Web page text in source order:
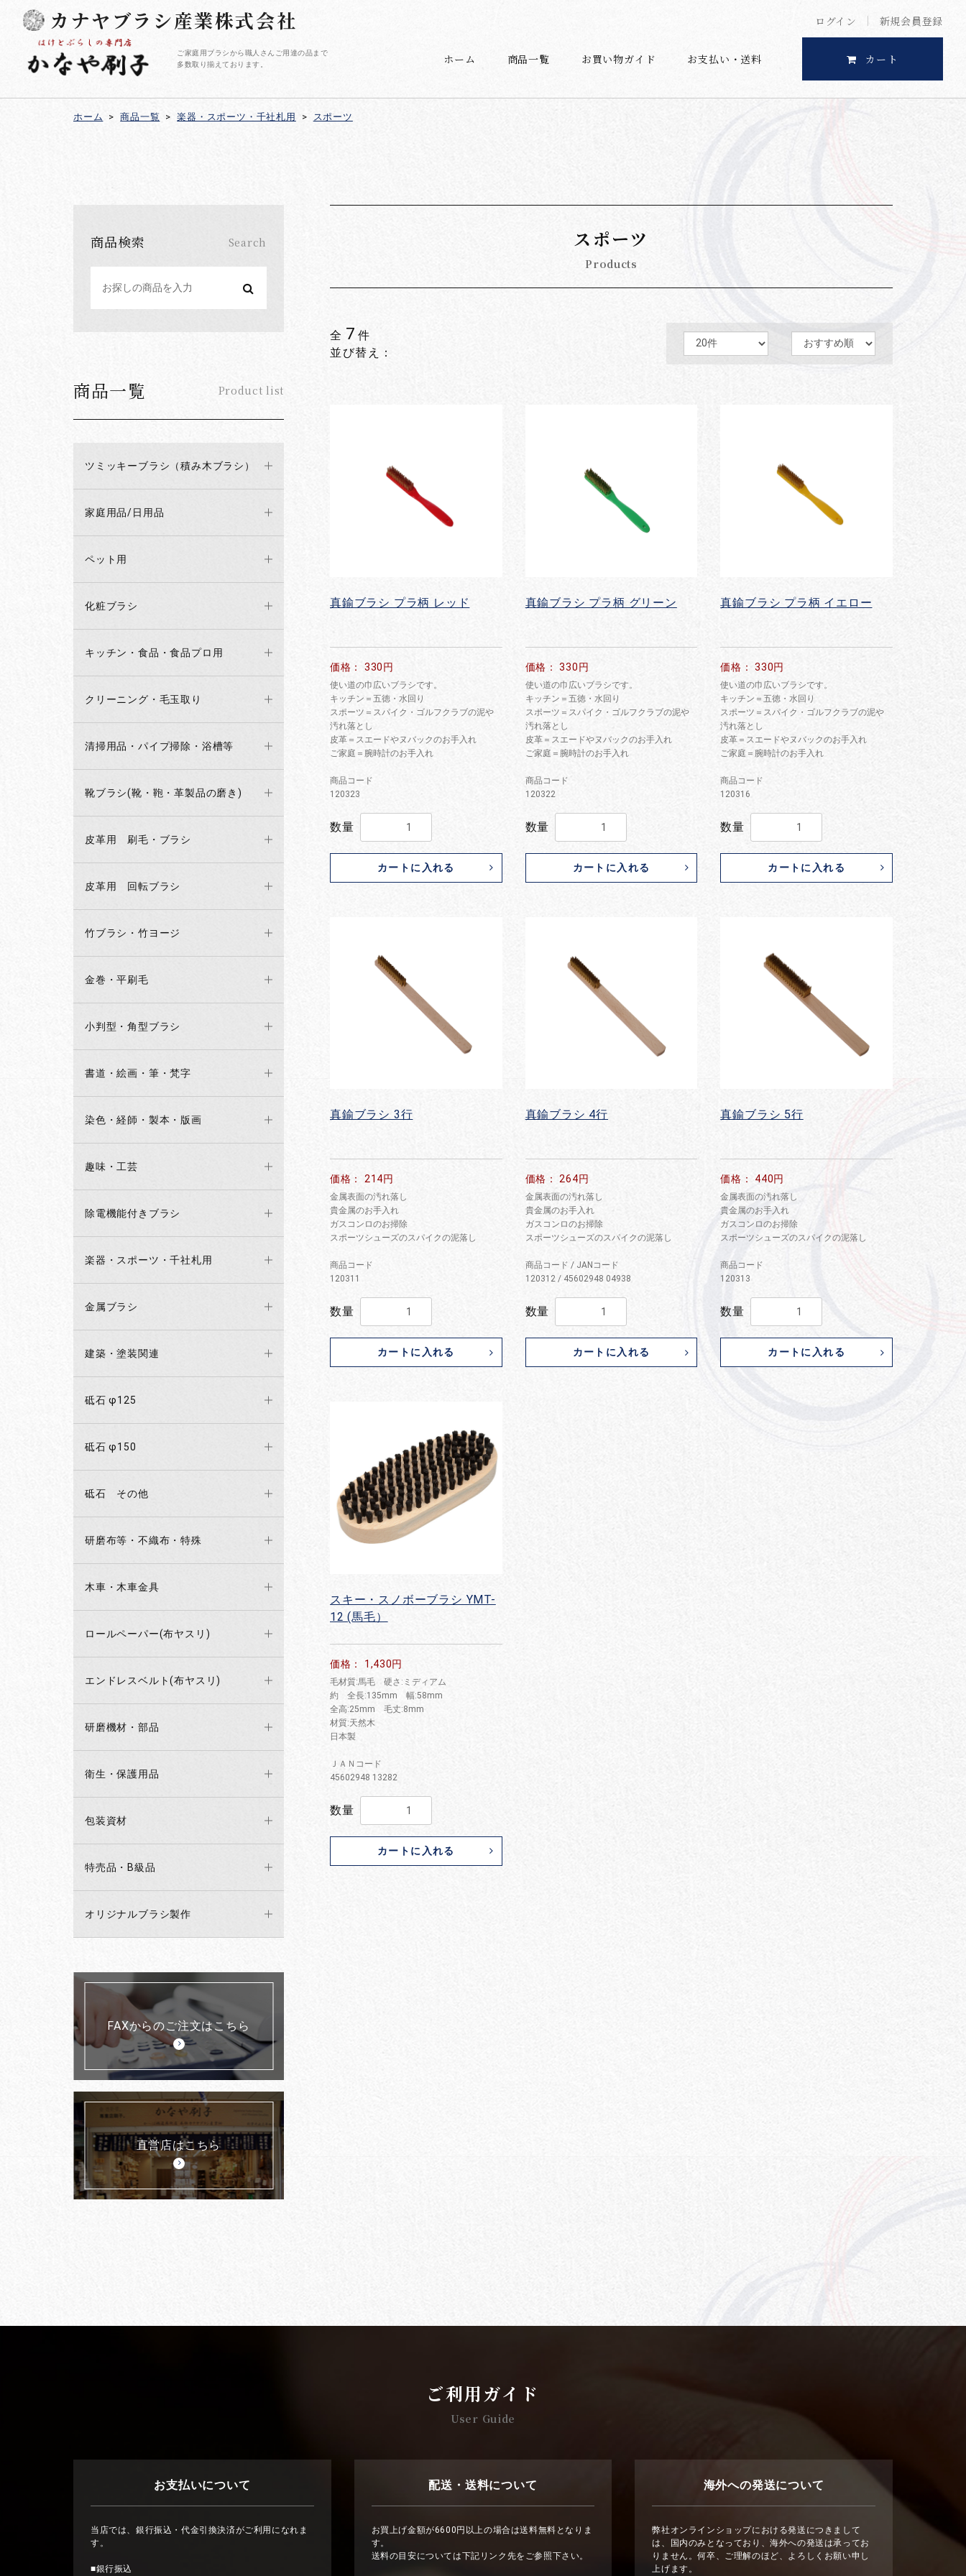
ログイン 新規会員登録
カナヤブラシ産業株式会社
ご家庭用ブラシから職人さんご用達の品まで
多数取り揃えております。
ホーム 商品一覧 お買い物ガイド お支払い・送料 カート
ホーム > 商品一覧 > 楽器・スポーツ・千社札用 > スポーツ
商品検索 Search
商品一覧 Product list
ツミッキーブラシ（積み木ブラシ）
家庭用品/日用品
ペット用
化粧ブラシ
キッチン・食品・食品プロ用
クリーニング・毛玉取り
清掃用品・パイプ掃除・浴槽等
靴ブラシ(靴・鞄・革製品の磨き)
皮革用 刷毛・ブラシ
皮革用 回転ブラシ
竹ブラシ・竹ヨージ
金巻・平刷毛
小判型・角型ブラシ
書道・絵画・筆・梵字
染色・経師・製本・版画
趣味・工芸
除電機能付きブラシ
楽器・スポーツ・千社札用
金属ブラシ
建築・塗装関連
砥石 φ125
砥石 φ150
砥石 その他
研磨布等・不織布・特殊
木車・木車金具
ロールペーパー(布ヤスリ)
エンドレスベルト(布ヤスリ)
研磨機材・部品
衛生・保護用品
包装資材
特売品・B級品
オリジナルブラシ製作
FAXからのご注文はこちら
直営店はこちら
スポーツ
Products
全 7 件
並び替え：
真鍮ブラシ プラ柄 レッド
価格： 330円
使い道の巾広いブラシです。
キッチン＝五徳・水回り
スポーツ＝スパイク・ゴルフクラブの泥や
汚れ落とし
皮革＝スエードやヌバックのお手入れ
ご家庭＝腕時計のお手入れ
商品コード
120323
数量
カートに入れる
真鍮ブラシ プラ柄 グリーン
価格： 330円
使い道の巾広いブラシです。
キッチン＝五徳・水回り
スポーツ＝スパイク・ゴルフクラブの泥や
汚れ落とし
皮革＝スエードやヌバックのお手入れ
ご家庭＝腕時計のお手入れ
商品コード
120322
数量
カートに入れる
真鍮ブラシ プラ柄 イエロー
価格： 330円
使い道の巾広いブラシです。
キッチン＝五徳・水回り
スポーツ＝スパイク・ゴルフクラブの泥や
汚れ落とし
皮革＝スエードやヌバックのお手入れ
ご家庭＝腕時計のお手入れ
商品コード
120316
数量
カートに入れる
真鍮ブラシ 3行
価格： 214円
金属表面の汚れ落し
貴金属のお手入れ
ガスコンロのお掃除
スポーツシューズのスパイクの泥落し
商品コード
120311
数量
カートに入れる
真鍮ブラシ 4行
価格： 264円
金属表面の汚れ落し
貴金属のお手入れ
ガスコンロのお掃除
スポーツシューズのスパイクの泥落し
商品コード / JANコード
120312 / 45602948 04938
数量
カートに入れる
真鍮ブラシ 5行
価格： 440円
金属表面の汚れ落し
貴金属のお手入れ
ガスコンロのお掃除
スポーツシューズのスパイクの泥落し
商品コード
120313
数量
カートに入れる
スキー・スノボーブラシ YMT-
12 (馬毛）
価格： 1,430円
毛材質:馬毛 硬さ:ミディアム
約 全長:135mm 幅:58mm
全高:25mm 毛丈:8mm
材質:天然木
日本製
ＪＡＮコード
45602948 13282
数量
カートに入れる
ご利用ガイド
User Guide
お支払いについて
当店では、銀行振込・代金引換決済がご利用になれま
す。
■銀行振込
配送・送料について
お買上げ金額が6600円以上の場合は送料無料となりま
す。
送料の目安については下記リンク先をご参照下さい。
海外への発送について
弊社オンラインショップにおける発送につきまして
は、国内のみとなっており、海外への発送は承ってお
りません。何卒、ご理解のほど、よろしくお願い申し
上げます。